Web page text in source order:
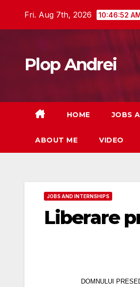
Fri. Aug 7th, 2026 10:46:53
Plop Andrei
HOME JOBS
ABOUT ME VIDEO
JOBS AND INTERNSHIPS
Liberare
DOMNULUI